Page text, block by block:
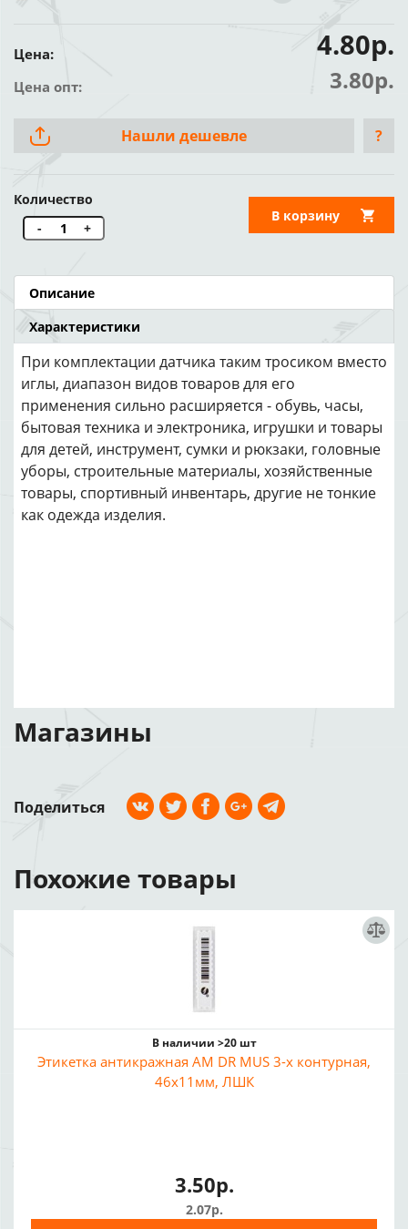
Цена: 4.80р.
Цена опт: 3.80р.
Нашли дешевле ?
Количество
-
+
В корзину
Описание
Характеристики
При комплектации датчика таким тросиком вместо
иглы, диапазон видов товаров для его
применения сильно расширяется - обувь, часы,
бытовая техника и электроника, игрушки и товары
для детей, инструмент, сумки и рюкзаки, головные
уборы, строительные материалы, хозяйственные
товары, спортивный инвентарь, другие не тонкие
как одежда изделия.
Магазины
Поделиться
Похожие товары
В наличии >20 шт
Этикетка антикражная AM DR MUS 3-х контурная,
46x11мм, ЛШК
3.50р.
2.07р.